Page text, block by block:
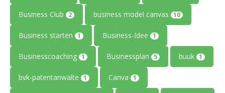
Business Club 2 business model canvas 10
Business starten 1 Business-Idee 1
Businesscoaching 1 Businessplan 5 buuk 1
bvk-patentanwälte 1 Canva 1